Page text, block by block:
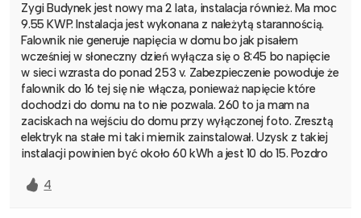
Zygi Budynek jest nowy ma 2 lata, instalacja również. Ma moc
9.55 KWP. Instalacja jest wykonana z należytą starannością.
Falownik nie generuje napięcia w domu bo jak pisałem
wcześniej w słoneczny dzień wyłącza się o 8:45 bo napięcie
w sieci wzrasta do ponad 253 v. Zabezpieczenie powoduje że
falownik do 16 tej się nie włącza, ponieważ napięcie które
dochodzi do domu na to nie pozwala. 260 to ja mam na
zaciskach na wejściu do domu przy wyłączonej foto. Zresztą
elektryk na stałe mi taki miernik zainstalował. Uzysk z takiej
instalacji powinien być około 60 kWh a jest 10 do 15. Pozdro
4